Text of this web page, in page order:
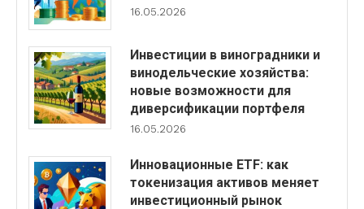
16.05.2026
Инвестиции в виноградники и
винодельческие хозяйства:
новые возможности для
диверсификации портфеля
16.05.2026
Инновационные ETF: как
токенизация активов меняет
инвестиционный рынок